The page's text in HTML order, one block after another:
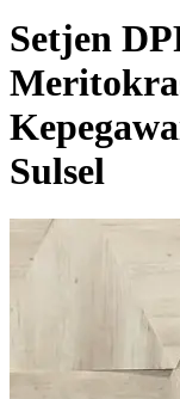
Setjen
Sulsel